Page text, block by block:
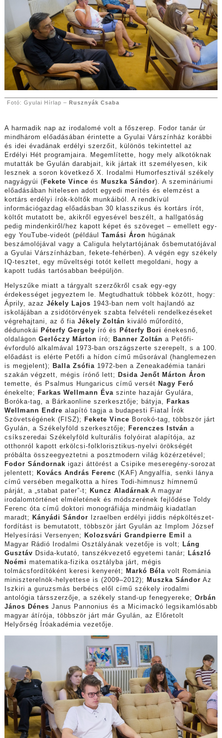
Fotó: Gyulai Hírlap – Rusznyák Csaba
A harmadik nap az irodalomé volt a főszerep. Fodor tanár úr
mindhárom előadásában érintette a Gyulai Várszínház korábbi
és idei évadának erdélyi szerzőit, különös tekintettel az
Erdélyi Hét programjaira. Megemlítette, hogy mely alkotóknak
mutatták be Gyulán darabjait, kik jártak itt személyesen, kik
lesznek a soron következő X. Irodalmi Humorfesztivál székely
nagyágyúi ( Fekete Vince és Muszka Sándor). A szemináriumi
előadásában hitelesen adott egyedi merítés és elemzést a
kortárs erdélyi írók-költők munkáiból. A rendkívül
információgazdag előadásban 30 klasszikus és kortárs írót,
költőt mutatott be, akikről egyesével beszélt, a hallgatóság
pedig mindenkiről/hez kapott képet és szöveget – emellett egy-
egy YouTube-videót (például Tamási Áron húgának
beszámolójával vagy a Caligula helytartójának ősbemutatójával
a Gyulai Várszínházban, fekete-fehérben). A végén egy székely
IQ-tesztet, egy műveltségi totót kellett megoldani, hogy a
kapott tudás tartósabban beépüljön.
Helyszűke miatt a tárgyalt szerzőkről csak egy-egy
érdekességet jegyeztem le. Megtudhattuk többek között, hogy:
Áprily, azaz Jékely Lajos 1943-ban nem volt hajlandó az
iskolájában a zsidótörvények szabta felvételi rendelkezéseket
végrehajtani, az ő fia Jékely Zoltán kiváló műfordító,
dédunokái
Péterfy Gergely író és Péterfy Bori énekesnő,
oldalágon Gerlóczy Márton író; Banner Zoltán a Petőfi-
évforduló alkalmával 1973-ban országszerte szerepelt, s a 100.
előadást is elérte Petőfi a hídon című műsorával (hanglemezen
is megjelent);
Balla Zsófia1972-ben a Zeneakadémia tanári
szakán végzett, mégis írónő lett;
Dsida Jenőt Márton Áron
temette, és Psalmus Hungaricus című versét Nagy Feró
énekelte;
Farkas Wellmann Évaszinte hazajár Gyulára,
Boróka-tag, a Bárkaonline szerkesztője; bátyja,
Farkas
Wellmann Endre alapító tagja a budapesti Fiatal Írók
Szövetségének (FISZ);
Fekete Vince Borokó-tag, többször járt
Gyulán, a Székelyföld szerkesztője;
Ferenczes István a
csíkszeredai Székelyföld kulturális folyóirat alapítója, az
otthonról kapott erkölcsi-folklorisztikus-nyelvi örökségét
próbálta összeegyeztetni a posztmodern világ közérzetével;
Fodor Sándornak igazi áttörést a Csipike meseregény-sorozat
jelentett;
Kovács András Ferenc (KAF) Angyalfia, senki lánya
című versében megalkotta a híres Todi-himnusz hímnemű
párját, a „stabat pater”-t;
Kuncz Aladárnak A magyar
irodalomtörténet elméletének és módszerének fejlődése Toldy
Ferenc óta című doktori monográfiája mindmáig kiadatlan
maradt;
Kányádi Sándor Izraelben erdélyi jiddis népköltészet-
fordítást is bemutatott, többször járt Gyulán az Implom József
Helyesírási Versenyen;
Kolozsvári Grandpierre Emil
a
Magyar Rádió Irodalmi Osztályának vezetője is volt;
Láng
Gusztáv Dsida-kutató, tanszékvezető egyetemi tanár;
László
Noémi matematika-fizika osztályba járt, mégis
tolmácsfordítóként keresi kenyerét;
Markó Bélavolt Románia
miniszterelnök-helyettese is (2009–2012);
Muszka Sándor Az
Iszkiri a guruzsmás berbécs elől című székely irodalmi
antológia társszerzője, a székely stand-up fenegyereke; Orbán
János Dénes Janus Pannonius és a Micimackó legsikamlósabb
magyar átírója, többször járt már Gyulán, az Előretolt
Helyőrség Íróakadémia vezetője.